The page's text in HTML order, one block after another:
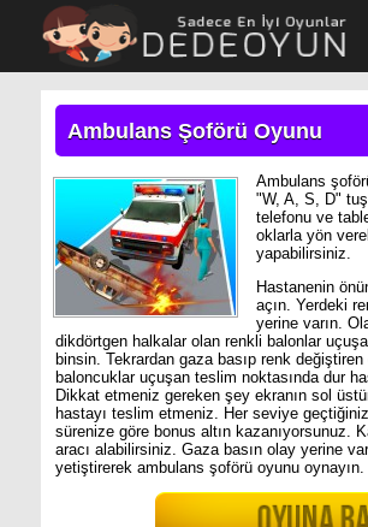
Ambulans Şoförü Oyunu
Ambulans
"W, A, S, D"
telefonu ve
oklarla yön
yapabilirsiniz.
Hastanenin
açın. Yerdeki
yerine varın.
dikdörtgen halkalar olan renkli balonlar
binsin. Tekrardan gaza basıp renk
baloncuklar uçuşan teslim noktasında dur
Dikkat etmeniz gereken şey ekranın sol
hastayı teslim etmeniz. Her seviye
sürenize göre bonus altın kazanıyorsunuz.
aracı alabilirsiniz. Gaza basın olay yerine
yetiştirerek ambulans şoförü oyunu oynayın.